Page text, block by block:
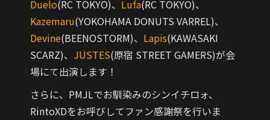
Duelo(RC TOKYO)、 Lufa(RC TOKYO)、
Kazemaru(YOKOHAMA DONUTS VARREL)、
Devine(BEENOSTORM)、 Lapis(KAWASAKI
SCARZ)、 JUSTES(原宿 STREET GAMERS)が会
場にて出演します！
さらに、PMJLでお馴染みのシンイチロォ、
RintoXDをお呼びしてファン感謝祭を行いま